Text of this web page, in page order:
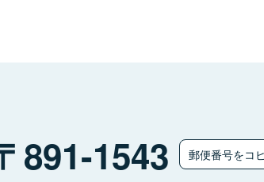
891-1543 郵便番号をコ